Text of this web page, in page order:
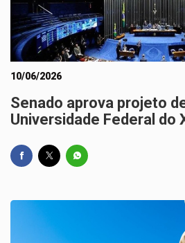
10/06/2026
Senado aprova projeto
Universidade Federal do